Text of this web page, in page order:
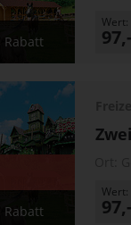
Rabatt
Wert:
Rabatt
Wert: